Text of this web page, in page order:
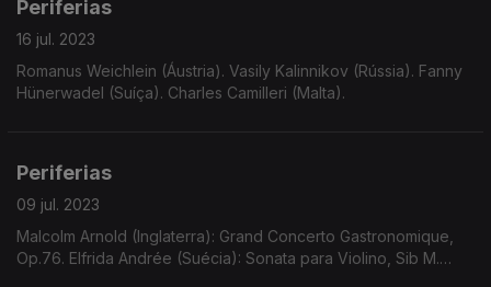
Periferias
16 jul. 2023
Romanus Weichlein (Áustria). Vasily Kalinnikov (Rússia). Fanny
Hünerwadel (Suíça). Charles Camilleri (Malta).
Periferias
09 jul. 2023
Malcolm Arnold (Inglaterra): Grand Concerto Gastronomique,
Op.76. Elfrida Andrée (Suécia): Sonata para Violino, Sib M.